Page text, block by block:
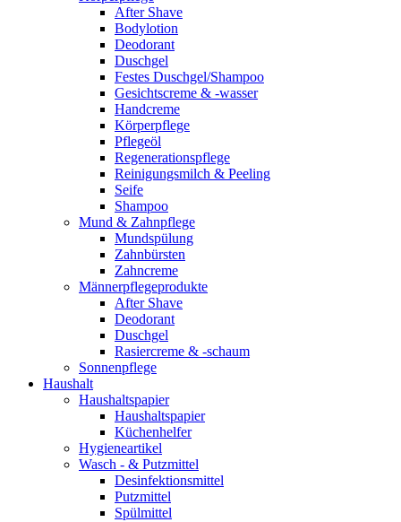
After Shave
Bodylotion
Deodorant
Duschgel
Festes Duschgel/Shampoo
Gesichtscreme & -wasser
Handcreme
Körperpflege
Pflegeöl
Regenerationspflege
Reinigungsmilch & Peeling
Seife
Shampoo
Mund & Zahnpflege
Mundspülung
Zahnbürsten
Zahncreme
Männerpflegeprodukte
After Shave
Deodorant
Duschgel
Rasiercreme & -schaum
Sonnenpflege
Haushalt
Haushaltspapier
Haushaltspapier
Küchenhelfer
Hygieneartikel
Wasch - & Putzmittel
Desinfektionsmittel
Putzmittel
Spülmittel